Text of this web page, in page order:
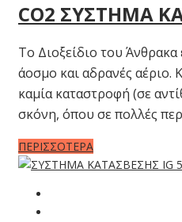
CO2 ΣΥΣΤΗΜΑ
Το Διοξείδιο του
άοσμο και αδρανές αέριο.
καμία καταστροφή (σε
σκόνη, όπου σε πολλές
ΠΕΡΙΣΣΟΤΕΡΑ